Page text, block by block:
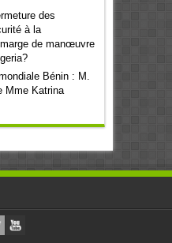
des
à la
de manœuvre
Bénin : M.
Mme Katrina